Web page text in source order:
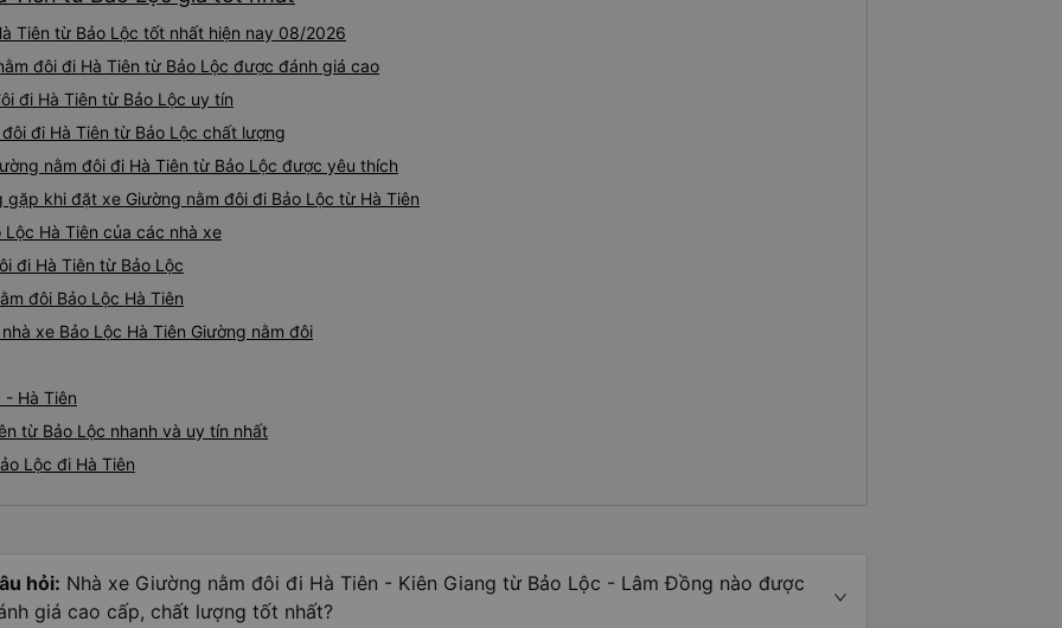
Tiên từ Bảo Lộc tốt nhất hiện nay 08/2026
đôi đi Hà Tiên từ Bảo Lộc được đánh giá cao
đi Hà Tiên từ Bảo Lộc uy tín
đi Hà Tiên từ Bảo Lộc chất lượng
nằm đôi đi Hà Tiên từ Bảo Lộc được yêu thích
khi đặt xe Giường nằm đôi đi Bảo Lộc từ Hà Tiên
Hà Tiên của các nhà xe
đi Hà Tiên từ Bảo Lộc
đôi Bảo Lộc Hà Tiên
xe Bảo Lộc Hà Tiên Giường nằm đôi
Hà Tiên
từ Bảo Lộc nhanh và uy tín nhất
Lộc đi Hà Tiên
hỏi: Nhà xe Giường nằm đôi đi Hà Tiên - Kiên Giang từ Bảo Lộc - Lâm Đồng nào được
giá cao cấp, chất lượng tốt nhất?